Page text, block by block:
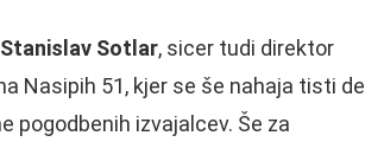
Stanislav Sotlar, sicer tudi direktor
Nasipih 51, kjer se še nahaja tisti del
pogodbenih izvajalcev. Še za